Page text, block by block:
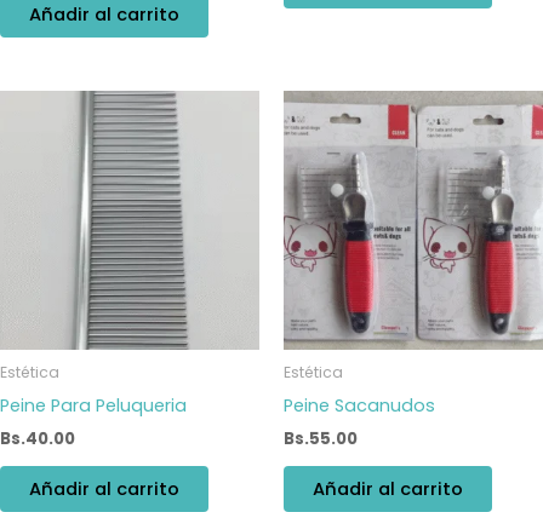
Añadir al carrito
Estética
Peine Para Peluqueria
Bs.40.00
Añadir al carrito
Estética
Peine Sacanudos
Bs.55.00
Añadir al carrito